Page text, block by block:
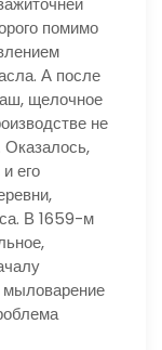
помимо
А после
щелочное
не
Оказалось,
его
В 1659-м
мыловарение